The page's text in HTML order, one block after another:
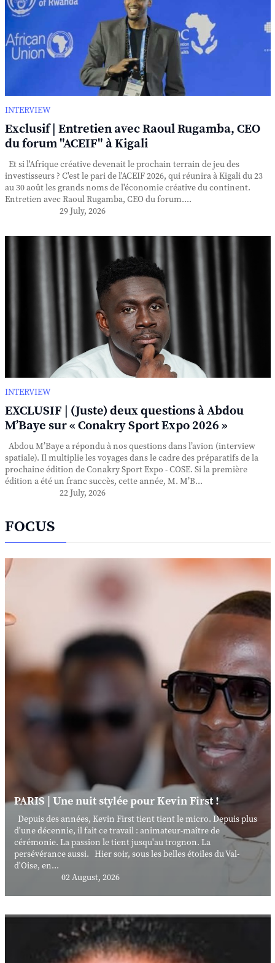
INTERVIEW
Exclusif | Entretien avec Raoul Rugamba, CEO
du forum "ACEIF" à Kigali
Et si l'Afrique créative devenait le prochain terrain de jeu des
investisseurs ? C'est le pari de l'ACEIF 2026, qui réunira à Kigali du 23
au 30 août les grands noms de l'économie créative du continent.
Entretien avec Raoul Rugamba, CEO du forum....
29 July, 2026
INTERVIEW
EXCLUSIF | (Juste) deux questions à Abdou
M’Baye sur « Conakry Sport Expo 2026 »
Abdou M’Baye a répondu à nos questions dans l’avion (interview
spatiale). Il multiplie les voyages dans le cadre des préparatifs de la
prochaine édition de Conakry Sport Expo - COSE. Si la première
édition a été un franc succès, cette année, M. M’B...
22 July, 2026
FOCUS
PARIS | Une nuit stylée pour Kevin First !
Depuis des années, Kevin First tient tient le micro. Depuis plus
d'une décennie, il fait ce travail : animateur-maître de
cérémonie. La passion le tient jusqu'au trognon. La
persévérance aussi. Hier soir, sous les belles étoiles du Val-
d'Oise, en...
02 August, 2026